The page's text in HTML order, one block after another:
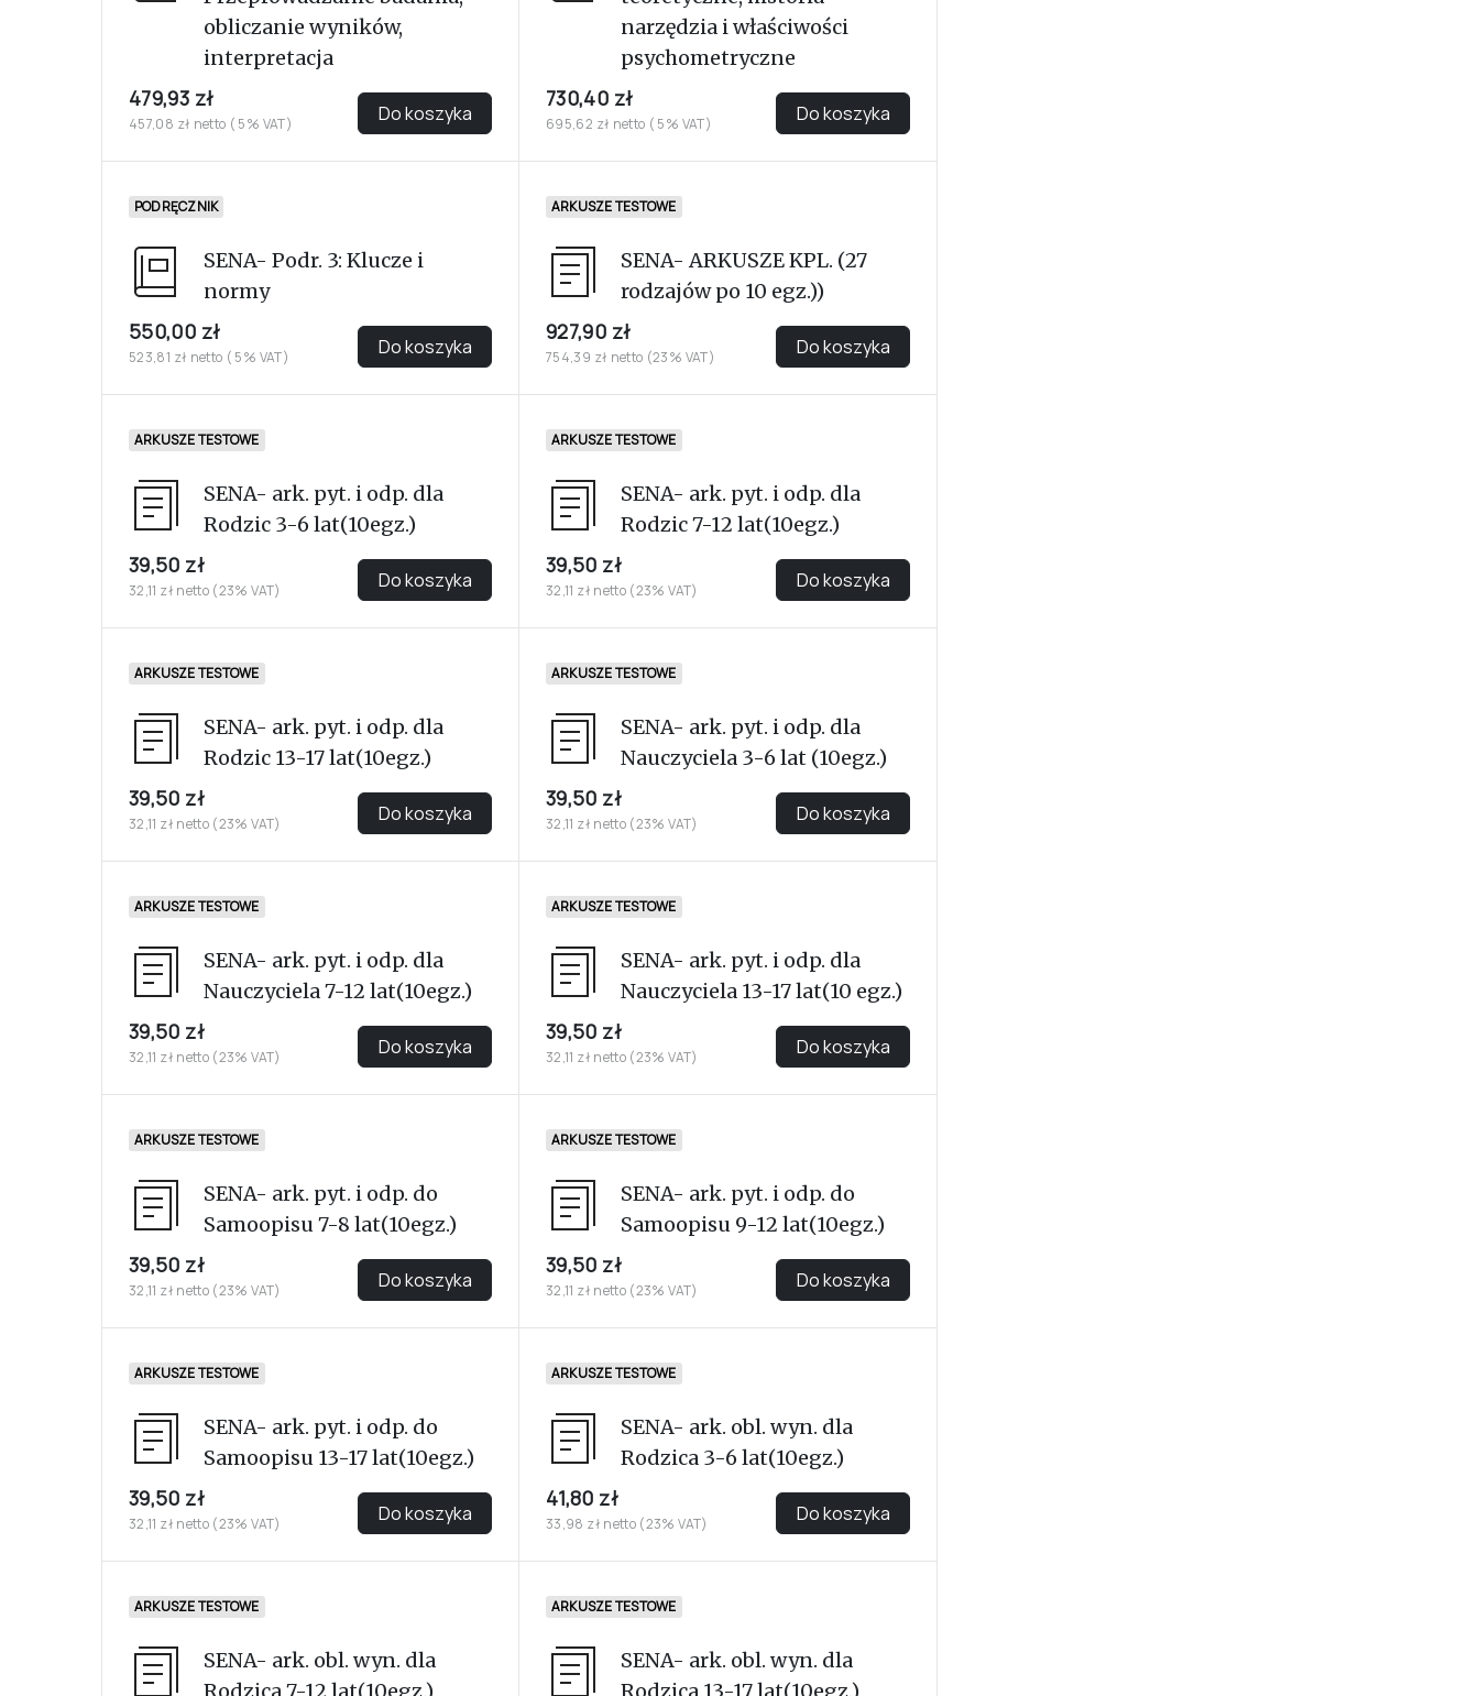
obliczanie wyników,
interpretacja
479,93 zł
457,08 zł netto ( 5% VAT) Do koszyka
narzędzia i właściwości
psychometryczne
730,40 zł
695,62 zł netto ( 5% VAT) Do koszyka
PODRĘCZNIK
SENA- Podr. 3: Klucze i
normy
550,00 zł
523,81 zł netto ( 5% VAT) Do koszyka
ARKUSZE TESTOWE
SENA- ARKUSZE KPL. (27
rodzajów po 10 egz.))
927,90 zł
754,39 zł netto (23% VAT) Do koszyka
ARKUSZE TESTOWE
SENA- ark. pyt. i odp. dla
Rodzic 3-6 lat(10egz.)
39,50 zł
32,11 zł netto (23% VAT) Do koszyka
ARKUSZE TESTOWE
SENA- ark. pyt. i odp. dla
Rodzic 7-12 lat(10egz.)
39,50 zł
32,11 zł netto (23% VAT) Do koszyka
ARKUSZE TESTOWE
SENA- ark. pyt. i odp. dla
Rodzic 13-17 lat(10egz.)
39,50 zł
32,11 zł netto (23% VAT) Do koszyka
ARKUSZE TESTOWE
SENA- ark. pyt. i odp. dla
Nauczyciela 3-6 lat (10egz.)
39,50 zł
32,11 zł netto (23% VAT) Do koszyka
ARKUSZE TESTOWE
SENA- ark. pyt. i odp. dla
Nauczyciela 7-12 lat(10egz.)
39,50 zł
32,11 zł netto (23% VAT) Do koszyka
ARKUSZE TESTOWE
SENA- ark. pyt. i odp. dla
Nauczyciela 13-17 lat(10 egz.)
39,50 zł
32,11 zł netto (23% VAT) Do koszyka
ARKUSZE TESTOWE
SENA- ark. pyt. i odp. do
Samoopisu 7-8 lat(10egz.)
39,50 zł
32,11 zł netto (23% VAT) Do koszyka
ARKUSZE TESTOWE
SENA- ark. pyt. i odp. do
Samoopisu 9-12 lat(10egz.)
39,50 zł
32,11 zł netto (23% VAT) Do koszyka
ARKUSZE TESTOWE
SENA- ark. pyt. i odp. do
Samoopisu 13-17 lat(10egz.)
39,50 zł
32,11 zł netto (23% VAT) Do koszyka
ARKUSZE TESTOWE
SENA- ark. obl. wyn. dla
Rodzica 3-6 lat(10egz.)
41,80 zł
33,98 zł netto (23% VAT) Do koszyka
ARKUSZE TESTOWE
SENA- ark. obl. wyn. dla
ARKUSZE TESTOWE
SENA- ark. obl. wyn. dla